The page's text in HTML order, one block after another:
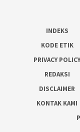
INDEKS
KODE ETIK
PRIVACY POLICY
REDAKSI
DISCLAIMER
KONTAK KAMI